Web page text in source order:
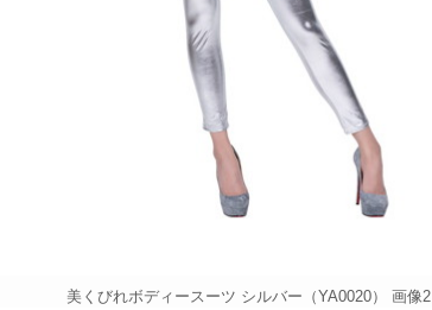
美くびれボディースーツ シルバー（YA0020） 画像2